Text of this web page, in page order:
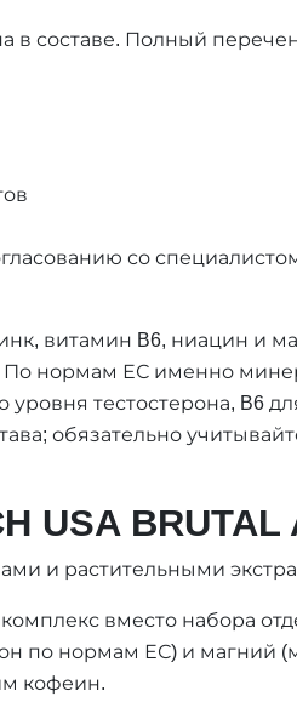
в составе. Полный
со
витамин B6, ниацин и
По нормам ЕС именно
тестостерона, B6
обязательно
BRUTAL
и растительными
вместо набора
по нормам ЕС) и магний
кофеин.